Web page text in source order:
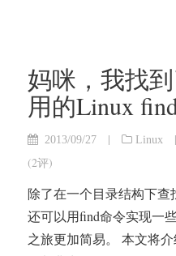
妈咪，我找
用的Linux
2013/09/27 | Linux |
(2评)
除了在一个目录结构下
还可以用find命令实现一
之旅更加简易。 本文将